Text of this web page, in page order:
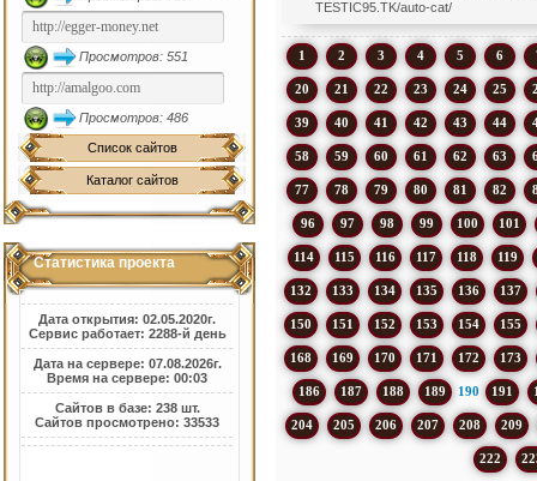
Просмотров: 551
Просмотров: 486
Список сайтов
Каталог сайтов
Статистика проекта
Дата открытия: 02.05.2020г.
Сервис работает: 2288-й день
Дата на сервере: 07.08.2026г.
Время на сервере: 00:03
Сайтов в базе: 238 шт.
Сайтов просмотрено: 33533
TESTIC95.TK/auto-cat/
1 2 3 4 5 6
20 21 22 23 24 25
39 40 41 42 43 44
58 59 60 61 62 63
77 78 79 80 81 82
96 97 98 99 100 101
114 115 116 117 118 119
132 133 134 135 136 137
150 151 152 153 154 155
168 169 170 171 172 173
186 187 188 189 190 191
204 205 206 207 208 209
222